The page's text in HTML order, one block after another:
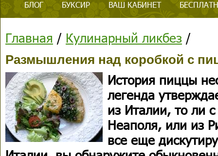
БЛОГ БУКСИР ВАШ КАБИНЕТ
Главная / Кулинарный ликбез /
Размышления над коробкой с
История пиццы
легенда
из Италии, то ли
Неаполя, или из
все еще